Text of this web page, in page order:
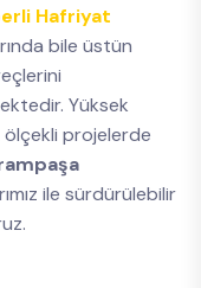
Hafriyat
bile üstün
Yüksek
projelerde
ile sürdürülebilir